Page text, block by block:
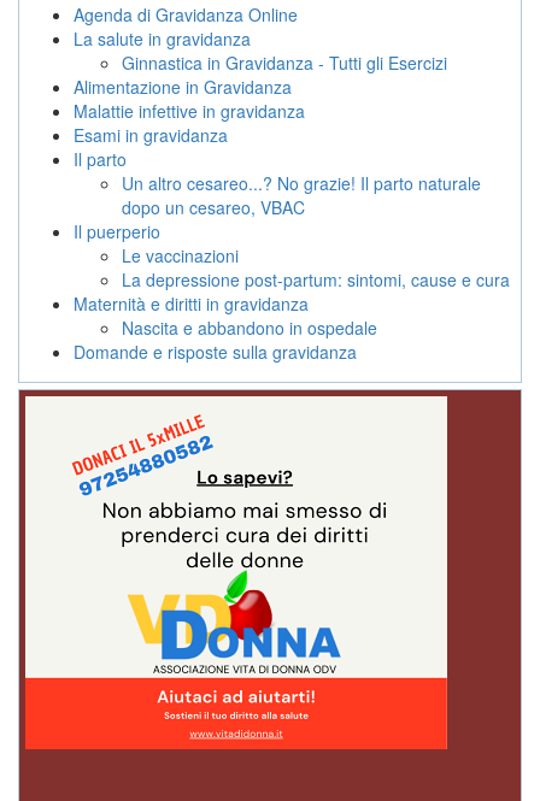
Agenda di Gravidanza Online
La salute in gravidanza
Ginnastica in Gravidanza - Tutti gli Esercizi
Alimentazione in Gravidanza
Malattie infettive in gravidanza
Esami in gravidanza
Il parto
Un altro cesareo...? No grazie! Il parto naturale
dopo un cesareo, VBAC
Il puerperio
Le vaccinazioni
La depressione post-partum: sintomi, cause e cura
Maternità e diritti in gravidanza
Nascita e abbandono in ospedale
Domande e risposte sulla gravidanza